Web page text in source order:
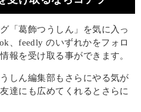
「葛飾つうしん」を気に入っ
、feedly のいずれかをフォロ
報を受け取る事ができます。
しん編集部もさらにやる気が
達にも広めてくれるとさらに